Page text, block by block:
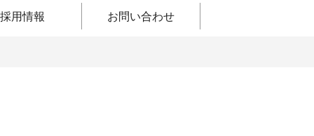
採用情報 お問い合わせ